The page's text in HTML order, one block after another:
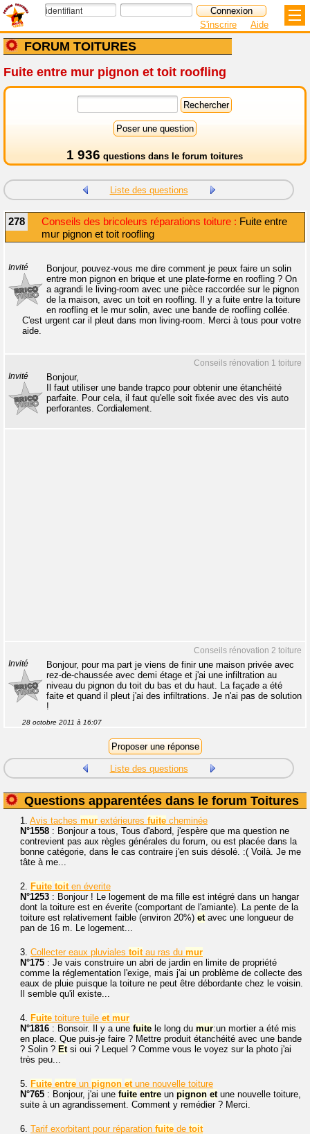
FORUM TOITURES
S'inscrire Aide
Fuite entre mur pignon et toit roofling
1 936 questions dans le forum toitures
Liste des questions
278 Conseils des bricoleurs réparations toiture : Fuite entre
mur pignon et toit roofling
Invité
Bonjour, pouvez-vous me dire comment je peux faire un solin
entre mon pignon en brique et une plate-forme en roofling ? On
a agrandi le living-room avec une pièce raccordée sur le pignon
de la maison, avec un toit en roofling. Il y a fuite entre la toiture
en roofling et le mur solin, avec une bande de roofling collée.
C'est urgent car il pleut dans mon living-room. Merci à tous pour votre
aide.
Conseils rénovation 1 toiture
Invité
Bonjour,
Il faut utiliser une bande trapco pour obtenir une étanchéité
parfaite. Pour cela, il faut qu'elle soit fixée avec des vis auto
perforantes. Cordialement.
Conseils rénovation 2 toiture
Invité
Bonjour, pour ma part je viens de finir une maison privée avec
rez-de-chaussée avec demi étage et j'ai une infiltration au
niveau du pignon du toit du bas et du haut. La façade a été
faite et quand il pleut j'ai des infiltrations. Je n'ai pas de solution
!
28 octobre 2011 à 16:07
Liste des questions
Questions apparentées dans le forum Toitures
1. Avis taches mur extérieures fuite cheminée
N°1558 : Bonjour a tous, Tous d'abord, j'espère que ma question ne
contrevient pas aux règles générales du forum, ou est placée dans la
bonne catégorie, dans le cas contraire j'en suis désolé. :( Voilà. Je me
tâte à me...
2. Fuite toiten éverite
N°1253 : Bonjour ! Le logement de ma fille est intégré dans un hangar
dont la toiture est en éverite (comportant de l'amiante). La pente de la
toiture est relativement faible (environ 20%) etavec une longueur de
pan de 16 m. Le logement...
3. Collecter eaux pluviales toitau ras du mur
N°175 : Je vais construire un abri de jardin en limite de propriété
comme la réglementation l'exige, mais j'ai un problème de collecte des
eaux de pluie puisque la toiture ne peut être débordante chez le voisin.
Il semble qu'il existe...
4. Fuite toiture tuile et mur
N°1816 : Bonsoir. Il y a une fuite le long du mur:un mortier a été mis
en place. Que puis-je faire ? Mettre produit étanchéité avec une bande
? Solin ? Etsi oui ? Lequel ? Comme vous le voyez sur la photo j'ai
très peu...
5. Fuite entre un pignon etune nouvelle toiture
N°765 : Bonjour, j'ai une fuite entre un pignon etune nouvelle toiture,
suite à un agrandissement. Comment y remédier ? Merci.
6. Tarif exorbitant pour réparation fuite de toit